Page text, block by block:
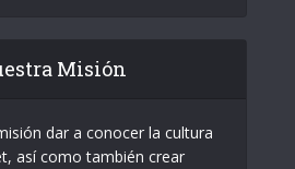
Misión
dar a conocer la cultura
así como también crear